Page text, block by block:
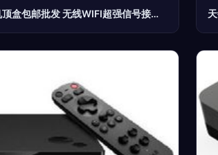
卓异网络电视机顶盒包邮批发 无线WIFI超强信号接收 网络播放器|一淘网优惠购|购就省钱